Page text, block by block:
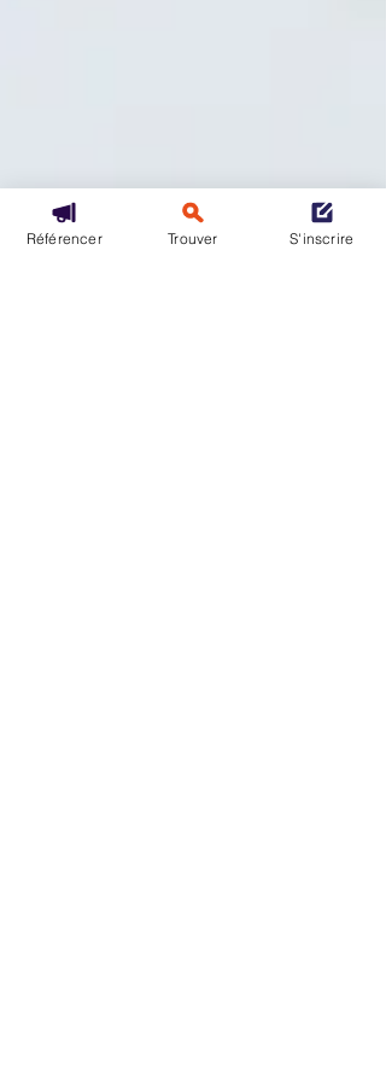
Référencer Trouver S'inscrire